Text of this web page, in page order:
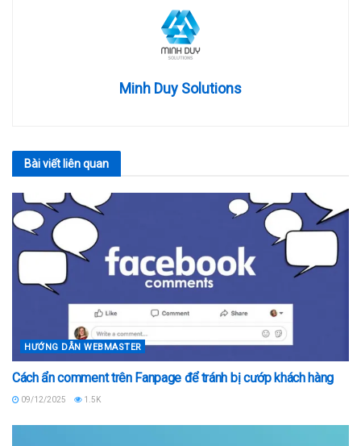
Minh Duy Solutions
Bài viết liên quan
HƯỚNG DẪN WEBMASTER
Cách ẩn comment trên Fanpage để tránh bị cướp khách hàng
09/12/2025 1.5K